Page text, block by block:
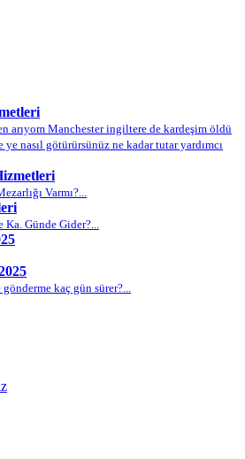
arıyom Manchester ingiltere de kardeşim öldü
nasıl götürürsünüz ne kadar tutar yardımcı
Varmı?...
Günde Gider?...
kaç gün sürer?...